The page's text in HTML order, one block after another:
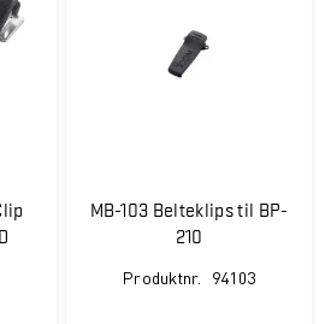
MB-103 Belteklips til BP-
210
Produktnr. 94103